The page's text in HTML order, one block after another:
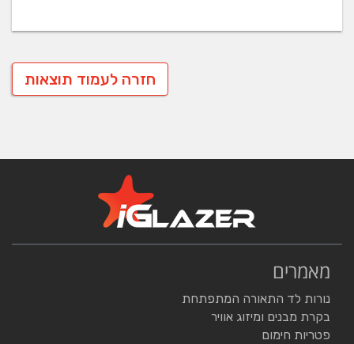
חדשנות, גמישות ואיכות מיטבית.
חזרה לעמוד תוצאות
מאמרים
נורות לד התאורה המתפתחת
בקרת מבנים ומיזוג אוויר
פטריות חימום